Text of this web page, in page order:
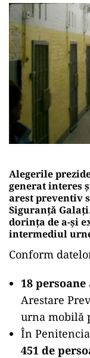
Alegerile
generat interes
arest preventiv
Siguranță
dorința de a-și
intermediul
Conform
18 persoane
Arestare
urna mobilă
În
451 de